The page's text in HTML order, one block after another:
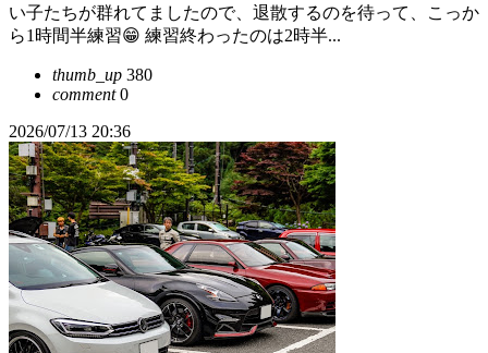
い子たちが群れてましたので、退散するのを待って、こっか
ら1時間半練習😁 練習終わったのは2時半...
thumb_up 380
comment0
2026/07/13 20:36